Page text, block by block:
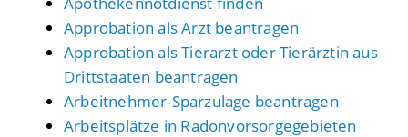
Approbation als Arzt beantragen
Approbation als Tierarzt oder Tierärztin aus
Drittstaaten beantragen
Arbeitnehmer-Sparzulage beantragen
Arbeitsplätze in Radonvorsorgegebieten